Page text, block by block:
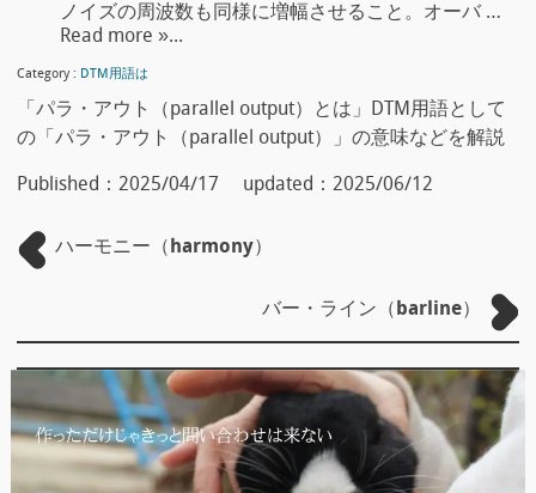
ノイズの周波数も同様に増幅させること。オーバ …
Read more »...
Category : DTM用語は
「パラ・アウト（parallel output）とは」DTM用語として
の「パラ・アウト（parallel output）」の意味などを解説
Published： 2025/04/17 updated： 2025/06/12
ハーモニー（harmony）
バー・ライン（barline）